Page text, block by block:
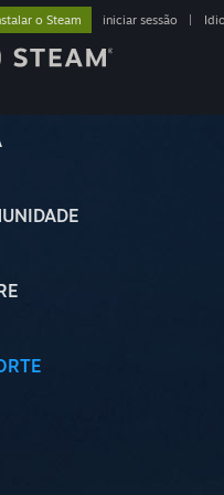
o Steam iniciar sessão